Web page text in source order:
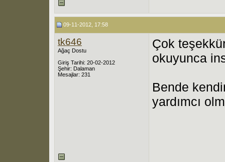
09-11-2012, 17:58
tk646
Ağaç Dostu
Giriş Tarihi: 20-02-2012
Şehir: Dalaman
Mesajlar: 231
Çok
okuyunca
Bende
yardımcı